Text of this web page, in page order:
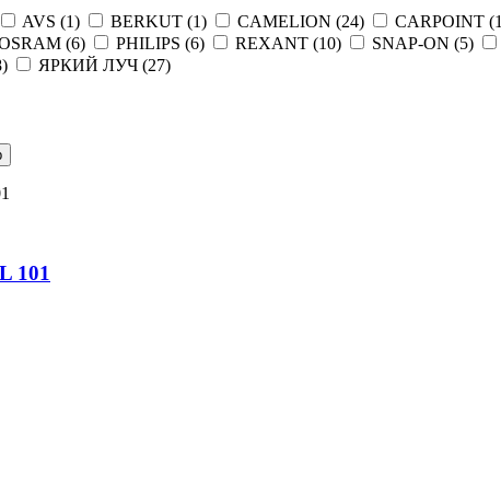
AVS (1) BERKUT (1) CAMELION (24) CARPOINT (1
(6) PHILIPS (6) REXANT (10) SNAP-ON (5)
) ЯРКИЙ ЛУЧ (27)
101